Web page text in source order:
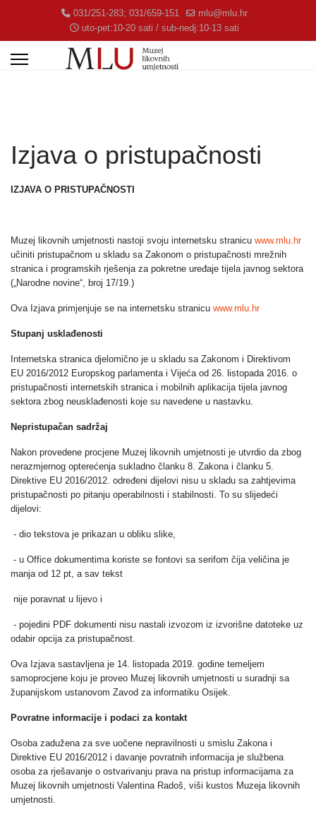
031/251-283; 031/659-151
mlu@mlu.hr
uto-pet:10-20 sati / sub-nedj:10-13 sati
Izjava o pristupačnosti
IZJAVA O PRISTUPAČNOSTI
Muzej likovnih umjetnosti nastoji svoju internetsku stranicu www.mlu.hr
učiniti pristupačnom u skladu sa Zakonom o pristupačnosti mrežnih
stranica i programskih rješenja za pokretne uređaje tijela javnog sektora
(„Narodne novine“, broj 17/19.)
Ova Izjava primjenjuje se na internetsku stranicu www.mlu.hr
Stupanj usklađenosti
Internetska stranica djelomično je u skladu sa Zakonom i Direktivom
EU 2016/2012 Europskog parlamenta i Vijeća od 26. listopada 2016. o
pristupačnosti internetskih stranica i mobilnih aplikacija tijela javnog
sektora zbog neusklađenosti koje su navedene u nastavku.
Nepristupačan sadržaj
Nakon provedene procjene Muzej likovnih umjetnosti je utvrdio da zbog
nerazmjernog opterećenja sukladno članku 8. Zakona i članku 5.
Direktive EU 2016/2012. određeni dijelovi nisu u skladu sa zahtjevima
pristupačnosti po pitanju operabilnosti i stabilnosti. To su slijedeći
dijelovi:
- dio tekstova je prikazan u obliku slike,
- u Office dokumentima koriste se fontovi sa serifom čija veličina je
manja od 12 pt, a sav tekst
nije poravnat u lijevo i
- pojedini PDF dokumenti nisu nastali izvozom iz izvorišne datoteke uz
odabir opcija za pristupačnost.
Ova Izjava sastavljena je 14. listopada 2019. godine temeljem
samoprocjene koju je proveo Muzej likovnih umjetnosti u suradnji sa
županijskom ustanovom Zavod za informatiku Osijek.
Povratne informacije i podaci za kontakt
Osoba zadužena za sve uočene nepravilnosti u smislu Zakona i
Direktive EU 2016/2012 i davanje povratnih informacija je službena
osoba za rješavanje o ostvarivanju prava na pristup informacijama za
Muzej likovnih umjetnosti Valentina Radoš, viši kustos Muzeja likovnih
umjetnosti.